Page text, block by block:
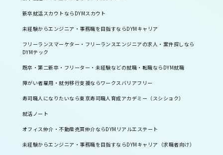
新卒就活スカウトならDYMスカウト
未経験からエンジニア・事務職を目指すならDYMキャリア
フリーランスマーケター・フリーランスエンジニアの求人・案件探しなら
DYMテック
既卒・第二新卒・フリーター・未経験などの就職・転職ならDYM就職
障がい者雇用・就労移行支援ならワークスバリアフリー
寿司職人になりたいなら東京寿司職人育成アカデミー（スシショク）
就活ノート
オフィス仲介・不動産売買仲介ならDYMリアルエステート
未経験からエンジニア・事務職を目指すならDYMキャリア（求職者向け）